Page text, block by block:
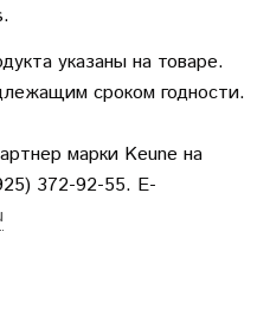
указаны на товаре.
сроком годности.
марки Keune на
372-92-55. E-